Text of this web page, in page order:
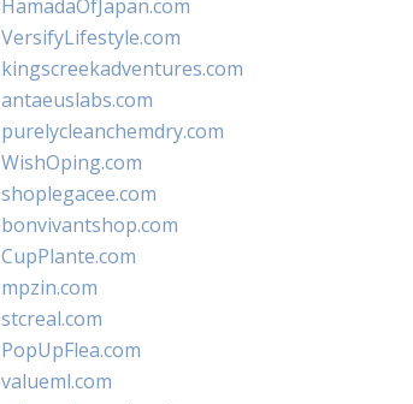
HamadaOfJapan.com
VersifyLifestyle.com
kingscreekadventures.com
antaeuslabs.com
purelycleanchemdry.com
WishOping.com
shoplegacee.com
bonvivantshop.com
CupPlante.com
mpzin.com
stcreal.com
PopUpFlea.com
valueml.com